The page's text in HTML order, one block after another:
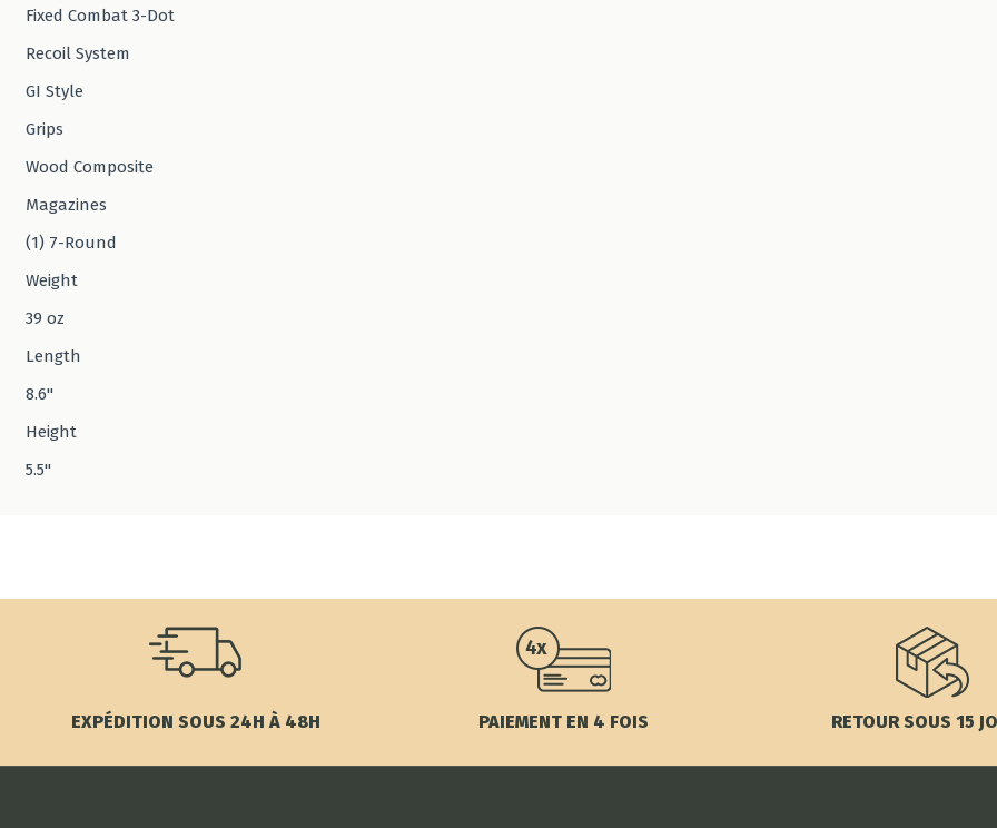
Fixed Combat 3-Dot
Recoil System
GI Style
Grips
Wood Composite
Magazines
(1) 7-Round
Weight
39 oz
Length
8.6"
Height
5.5"
EXPÉDITION SOUS 24H À 48H PAIEMENT EN 4 FOIS RETOUR SOUS 15